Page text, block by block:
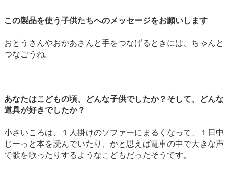
この製品を使う子供たちへのメッセージをお願いします
おとうさんやおかあさんと手をつなげるときには、ちゃんと
つなごうね。
あなたはこどもの頃、どんな子供でしたか？そして、どんな
道具が好きでしたか？
小さいころは、１人掛けのソファーにまるくなって、１日中
じーっと本を読んでいたり、かと思えば電車の中で大きな声
で歌を歌ったりするようなこどもだったそうです。